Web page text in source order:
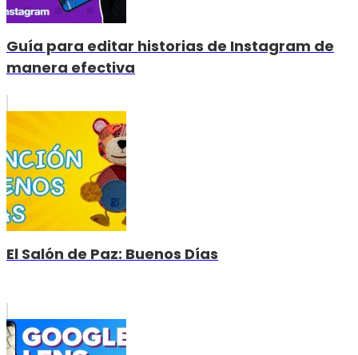
Guía para editar historias de Instagram de
manera efectiva
El Salón de Paz: Buenos Días